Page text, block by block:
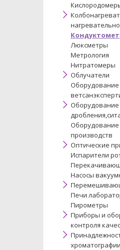
Люксметры
Метрология
Нитратомеры
Облучатели
Оборудование
Оборудование
производств
Оптические
Испарители
Насосы
Печи
Пирометры
Приборы и
контроля
хроматографии